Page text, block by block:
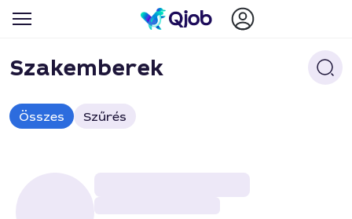
Szakemberek
Összes Szűrés